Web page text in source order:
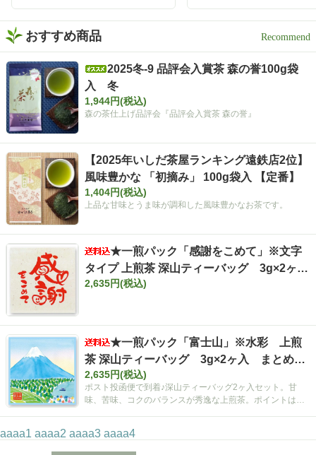
おすすめ商品
2025冬-9 品評会入賞茶 森の誉100g袋
入 冬
1,944円(税込)
森の茶仕上げ品評会『品評会入賞茶 森の誉』
【2025年いしだ茶屋ランキング遠鉄店2位】
風味豊かな 「初摘み」 100g袋入 【定番】
1,404円(税込)
上品な甘味とうま味が調和した風味豊かなお茶です。
★一煎パック「感謝をこめて」※文字
タイプ 上煎茶 深山ティーバッグ 3g×2ヶ
入 まとめ買いセット【ポスト投函便・送料
2,635円(税込)
★一煎パック「富士山」※水彩 上煎
茶 深山ティーバッグ 3g×2ヶ入 まとめ買
いセット【ポスト投函便・送料込み】
2,635円(税込)
ポスト投函便で到着♪深山ティーバッグ2ヶ入セット。甘
味、苦味、コクのバランスが秀逸な上煎茶。ポイントは空
aaaa1 aaaa2 aaaa3 aaaa4